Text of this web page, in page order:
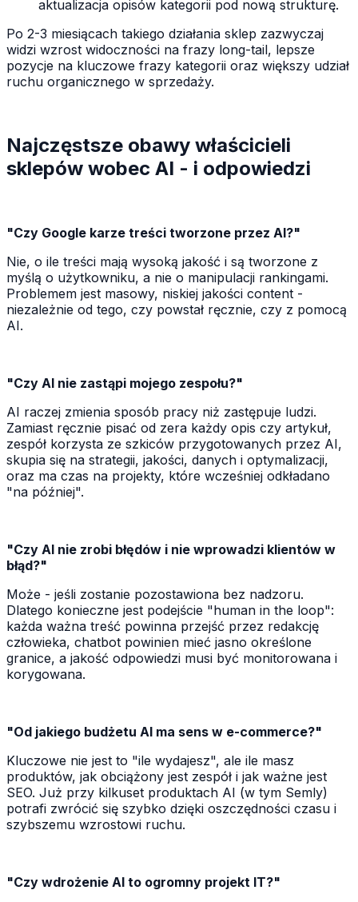
aktualizacja opisów kategorii pod nową strukturę.
Po 2-3 miesiącach takiego działania sklep zazwyczaj
widzi wzrost widoczności na frazy long-tail, lepsze
pozycje na kluczowe frazy kategorii oraz większy udział
ruchu organicznego w sprzedaży.
Najczęstsze obawy właścicieli
sklepów wobec AI - i odpowiedzi
"Czy Google karze treści tworzone przez AI?"
Nie, o ile treści mają wysoką jakość i są tworzone z
myślą o użytkowniku, a nie o manipulacji rankingami.
Problemem jest masowy, niskiej jakości content -
niezależnie od tego, czy powstał ręcznie, czy z pomocą
AI.
"Czy AI nie zastąpi mojego zespołu?"
AI raczej zmienia sposób pracy niż zastępuje ludzi.
Zamiast ręcznie pisać od zera każdy opis czy artykuł,
zespół korzysta ze szkiców przygotowanych przez AI,
skupia się na strategii, jakości, danych i optymalizacji,
oraz ma czas na projekty, które wcześniej odkładano
"na później".
"Czy AI nie zrobi błędów i nie wprowadzi klientów w
błąd?"
Może - jeśli zostanie pozostawiona bez nadzoru.
Dlatego konieczne jest podejście "human in the loop":
każda ważna treść powinna przejść przez redakcję
człowieka, chatbot powinien mieć jasno określone
granice, a jakość odpowiedzi musi być monitorowana i
korygowana.
"Od jakiego budżetu AI ma sens w e-commerce?"
Kluczowe nie jest to "ile wydajesz", ale ile masz
produktów, jak obciążony jest zespół i jak ważne jest
SEO. Już przy kilkuset produktach AI (w tym Semly)
potrafi zwrócić się szybko dzięki oszczędności czasu i
szybszemu wzrostowi ruchu.
"Czy wdrożenie AI to ogromny projekt IT?"